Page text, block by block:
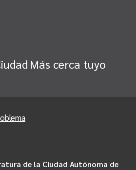
Más cerca tuyo
de la Ciudad Autónoma de